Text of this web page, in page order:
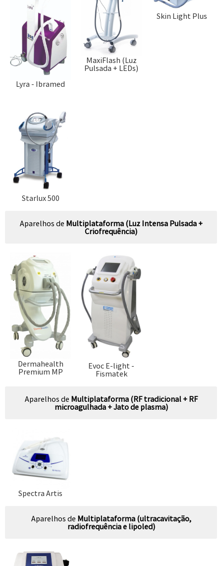
Lyra - Ibramed
MaxiFlash (Luz
Pulsada + LEDs)
Skin Light Plus
Starlux 500
Aparelhos de Multiplataforma (Luz Intensa Pulsada +
Criofrequência)
Dermahealth
Premium MP
Evoc E-light -
Fismatek
Aparelhos de Multiplataforma (RF tradicional + RF
microagulhada + Jato de plasma)
Spectra Artis
Aparelhos de Multiplataforma (ultracavitação,
radiofrequência e lipoled)